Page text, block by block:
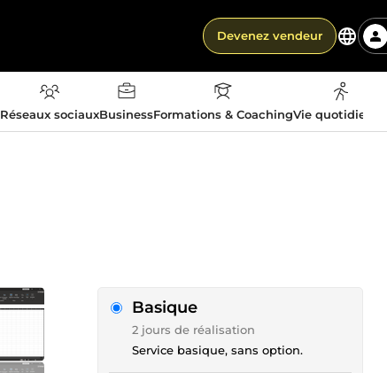
Devenez vendeur
Réseaux sociauxBusinessFormations & CoachingVie
Basique
2 jours de réalisation
Service basique, sans option.